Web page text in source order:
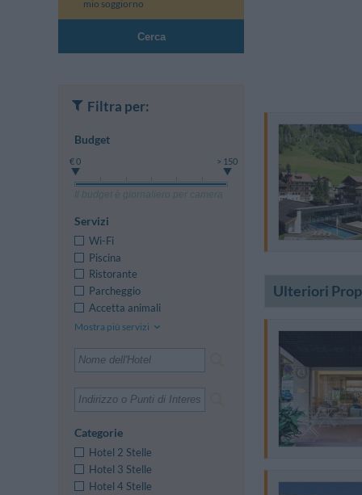
mio soggiorno
Cerca
Ulteriori
Filtra per:
Budget
€ 0 > 150
Il budget è giornaliero per camera
Servizi
Wi-Fi
Piscina
Ristorante
Parcheggio
Accetta animali
Mostra più servizi
Categorie
Hotel 2 Stelle
Hotel 3 Stelle
Hotel 4 Stelle